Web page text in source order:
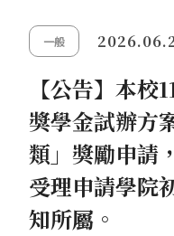
一般
【公告】本
獎學金試辦方
類」獎勵申請
受理申請學院
知所屬。